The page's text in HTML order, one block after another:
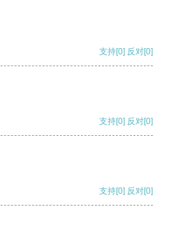
支持[0] 反对[0]
支持[0] 反对[0]
支持[0] 反对[0]